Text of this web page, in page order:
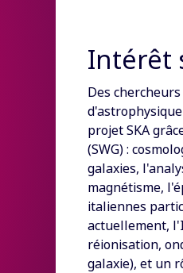
Intérêt
Des
projet SKA
(SWG) :
galaxies,
magnétisme,
italiennes
actuellement,
réionisation,
galaxie), et un